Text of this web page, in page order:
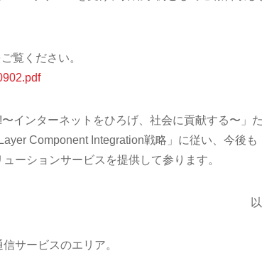
覧ください。
インターネットをひろげ、社会に貢献する〜」た
Component Integration戦略」に従い、今後も
ーションサービスを提供して参ります。
サービスのエリア。